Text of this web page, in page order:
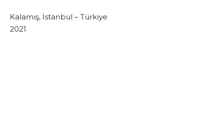
Kalamış, İstanbul – Türkiye
2021